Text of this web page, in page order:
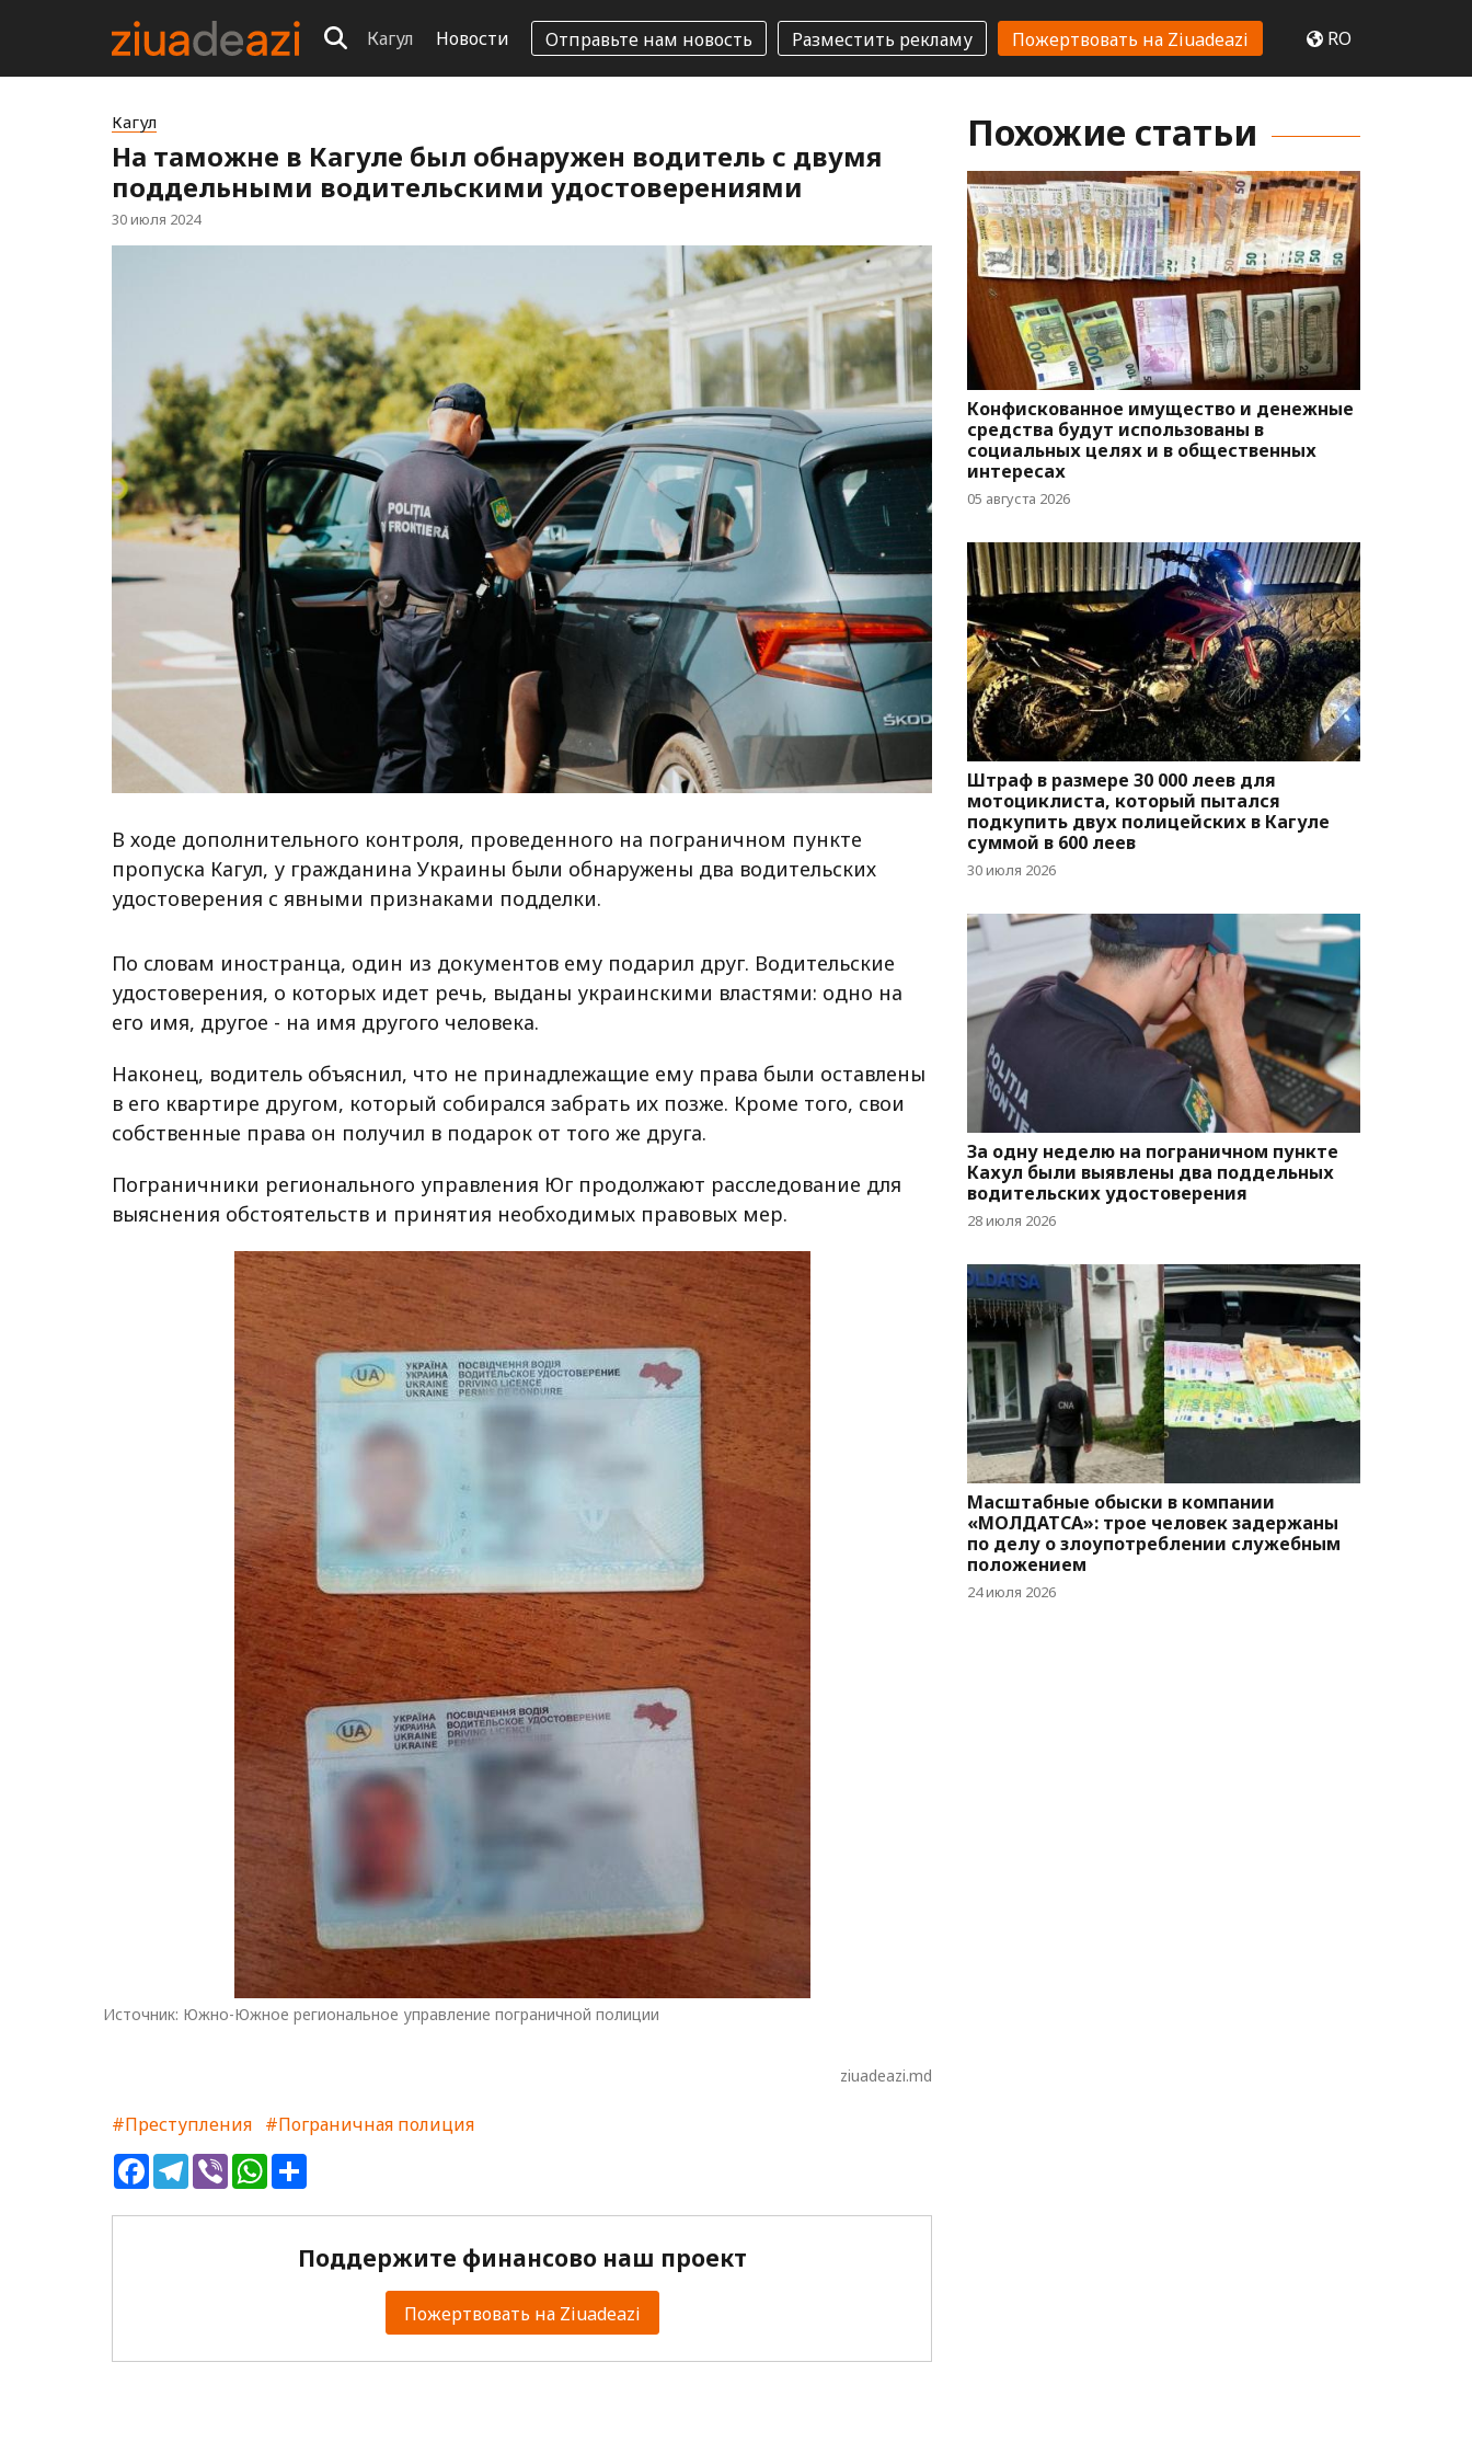
Кагул Новости Отправьте нам новость Разместить рекламу Пожертвовать на Ziuadeazi RO
Кагул
На таможне в Кагуле был обнаружен водитель с двумя
поддельными водительскими удостоверениями
30 июля 2024
В ходе дополнительного контроля, проведенного на пограничном пункте
пропуска Кагул, у гражданина Украины были обнаружены два водительских
удостоверения с явными признаками подделки.
По словам иностранца, один из документов ему подарил друг. Водительские
удостоверения, о которых идет речь, выданы украинскими властями: одно на
его имя, другое - на имя другого человека.
Наконец, водитель объяснил, что не принадлежащие ему права были оставлены
в его квартире другом, который собирался забрать их позже. Кроме того, свои
собственные права он получил в подарок от того же друга.
Пограничники регионального управления Юг продолжают расследование для
выяснения обстоятельств и принятия необходимых правовых мер.
Источник: Южно-Южное региональное управление пограничной полиции
ziuadeazi.md
#Преступления #Пограничная полиция
FacebookTelegram
ViberWhatsApp
Поддержите финансово наш проект
Пожертвовать на Ziuadeazi
Похожие статьи
Конфискованное имущество и денежные
средства будут использованы в
социальных целях и в общественных
интересах
05 августа 2026
Штраф в размере 30 000 леев для
мотоциклиста, который пытался
подкупить двух полицейских в Кагуле
суммой в 600 леев
30 июля 2026
За одну неделю на пограничном пункте
Кахул были выявлены два поддельных
водительских удостоверения
28 июля 2026
Масштабные обыски в компании
«МОЛДАТСА»: трое человек задержаны
по делу о злоупотреблении служебным
положением
24 июля 2026